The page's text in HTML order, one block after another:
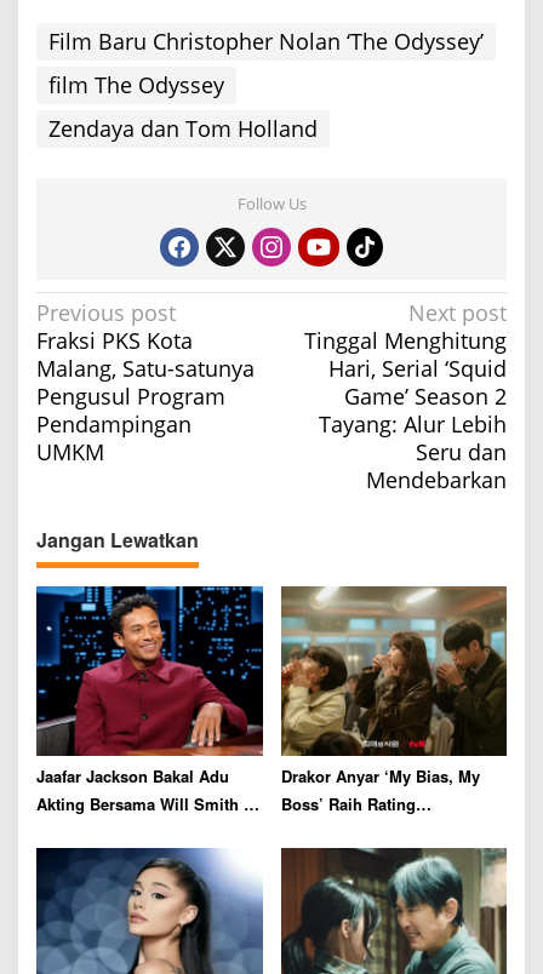
Film Baru Christopher Nolan ‘The Odyssey’
film The Odyssey
Zendaya dan Tom Holland
Follow Us
P
o
s
t
n
i
g
a
t
i
o
n
Previous post
Fraksi PKS Kota
Malang, Satu-satunya
Pengusul Program
Pendampingan
UMKM
Next post
Tinggal Menghitung
Hari, Serial ‘Squid
Game’ Season 2
Tayang: Alur Lebih
Seru dan
Mendebarkan
Jangan Lewatkan
Jaafar Jackson Bakal Adu
Akting Bersama Will Smith di
Drakor Anyar ‘My Bias, My
Boss’ Raih Rating